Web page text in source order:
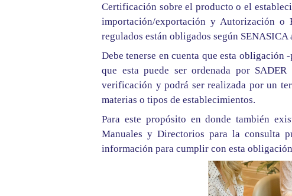
Certificación sobre el producto o el
importación/exportación y Autorización o
regulados están obligados según SENASICA
Debe tenerse en cuenta que esta obligación
que esta puede ser ordenada por
verificación y podrá ser realizada por un
materias o tipos de establecimientos.
Para este propósito en donde también
Manuales y Directorios para la consulta
información para cumplir con esta